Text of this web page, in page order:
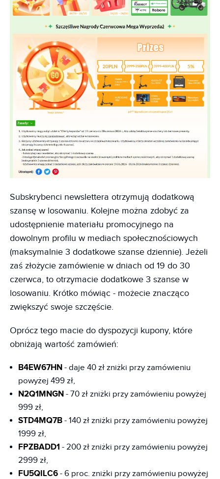
Subskrybenci newslettera otrzymują dodatkową
szansę w losowaniu. Kolejne można zdobyć za
udostępnienie materiału promocyjnego na
dowolnym profilu w mediach społecznościowych
(maksymalnie 3 dodatkowe szanse dziennie). Jeżeli
zaś złożycie zamówienie w dniach od 19 do 30
czerwca, to otrzymacie dodatkowe 3 szanse w
losowaniu. Krótko mówiąc - możecie znacząco
zwiększyć swoje szczęście.
Oprócz tego macie do dyspozycji kupony, które
obniżają wartość zamówień:
B4EW67HN - daje 40 zł zniżki przy zamówieniu
powyżej 499 zł,
N2Q1MNGN - 70 zł zniżki przy zamówieniu powyżej
999 zł,
STD4MQ7B - 140 zł zniżki przy zamówieniu powyżej
1999 zł,
FPZBADD1 - 200 zł zniżki przy zamówieniu powyżej
2999 zł,
FU5QILC6 - 6 proc. zniżki przy zamówieniu powyżej